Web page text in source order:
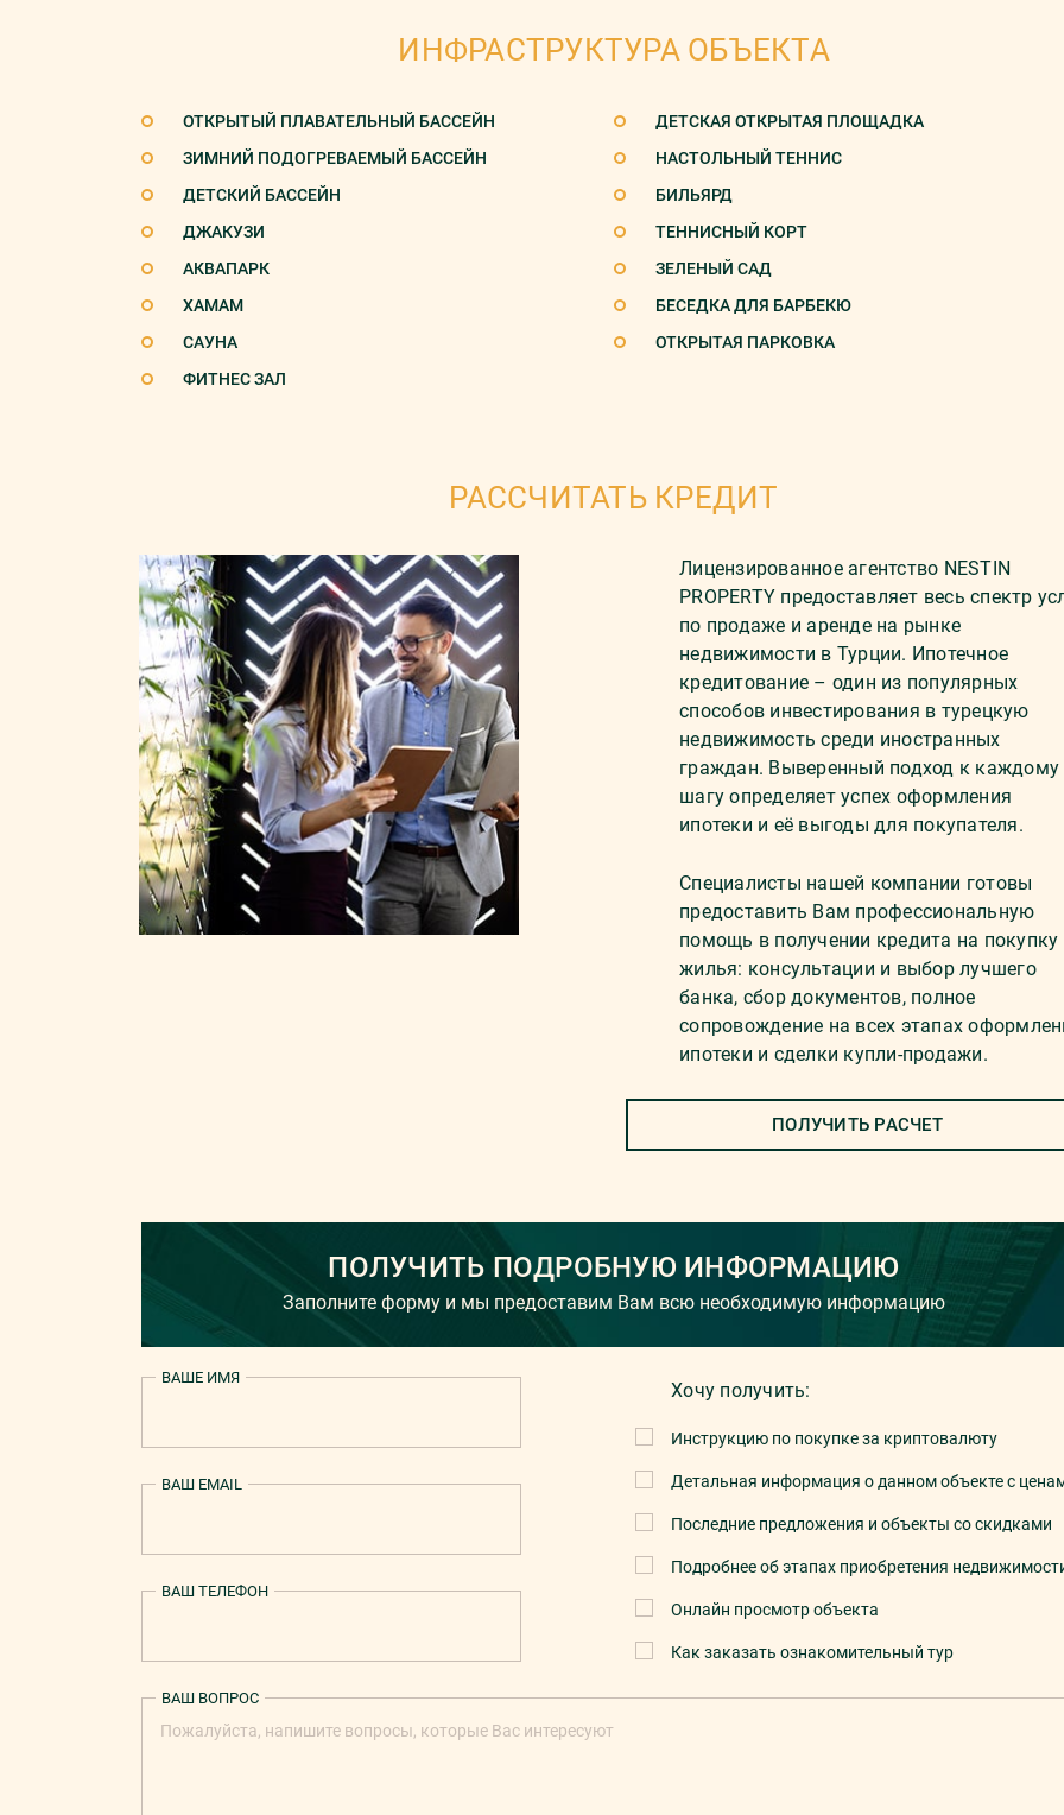
ИНФРАСТРУКТУРА ОБЪЕКТА
ОТКРЫТЫЙ ПЛАВАТЕЛЬНЫЙ БАССЕЙН
ЗИМНИЙ ПОДОГРЕВАЕМЫЙ БАССЕЙН
ДЕТСКИЙ БАССЕЙН
ДЖАКУЗИ
АКВАПАРК
ХАМАМ
САУНА
ФИТНЕС ЗАЛ
ДЕТСКАЯ ОТКРЫТАЯ ПЛОЩАДКА
НАСТОЛЬНЫЙ ТЕННИС
БИЛЬЯРД
ТЕННИСНЫЙ КОРТ
ЗЕЛЕНЫЙ САД
БЕСЕДКА ДЛЯ БАРБЕКЮ
ОТКРЫТАЯ ПАРКОВКА
РАССЧИТАТЬ КРЕДИТ
Лицензированное агентство NESTIN
PROPERTY предоставляет весь спектр
по продаже и аренде на рынке
недвижимости в Турции. Ипотечное
кредитование – один из популярных
способов инвестирования в турецкую
недвижимость среди иностранных
граждан. Выверенный подход к каждому
шагу определяет успех оформления
ипотеки и её выгоды для покупателя.
Специалисты нашей компании готовы
предоставить Вам профессиональную
помощь в получении кредита на покупку
жилья: консультации и выбор лучшего
банка, сбор документов, полное
сопровождение на всех этапах
ипотеки и сделки купли-продажи.
ПОЛУЧИТЬ РАСЧЕТ
ПОЛУЧИТЬ ПОДРОБНУЮ ИНФОРМАЦИЮ
Заполните форму и мы предоставим Вам всю необходимую информацию
ВАШЕ ИМЯ
ВАШ EMAIL
ВАШ ТЕЛЕФОН
Хочу получить:
Инструкцию по покупке за криптовалюту
Детальная информация о данном объекте с
Последние предложения и объекты со скидками
Подробнее об этапах приобретения
Онлайн просмотр объекта
Как заказать ознакомительный тур
ВАШ ВОПРОС